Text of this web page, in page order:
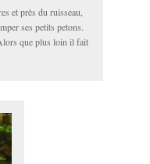
et près du ruisseau,
ses petits petons.
que plus loin il fait